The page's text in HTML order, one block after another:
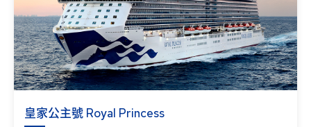
皇家公主號 Royal Princess